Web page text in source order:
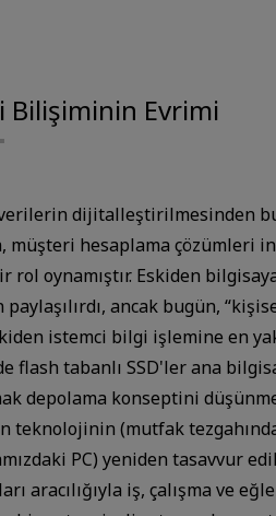
Bilişiminin Evrimi
dijitalleştirilmesinden
müşteri hesaplama çözümleri
rol oynamıştır. Eskiden
ancak bugün,
istemci bilgi işlemine en
flash tabanlı SSD'ler ana
depolama konseptini
teknolojinin (mutfak
PC) yeniden tasavvur
aracılığıyla iş, çalışma ve